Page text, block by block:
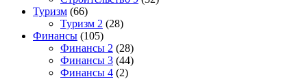
Туризм (66)
Туризм 2 (28)
Финансы (105)
Финансы 2 (28)
Финансы 3 (44)
Финансы 4 (2)